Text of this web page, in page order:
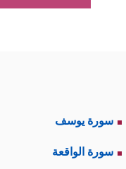
سورة يوسف
سورة الواقعة